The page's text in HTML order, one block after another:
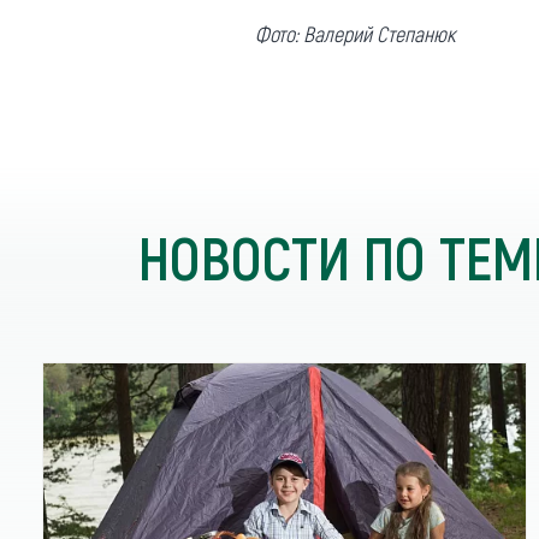
Противодействие коррупции
Фото: Валерий Степанюк
НОВОСТИ ПО